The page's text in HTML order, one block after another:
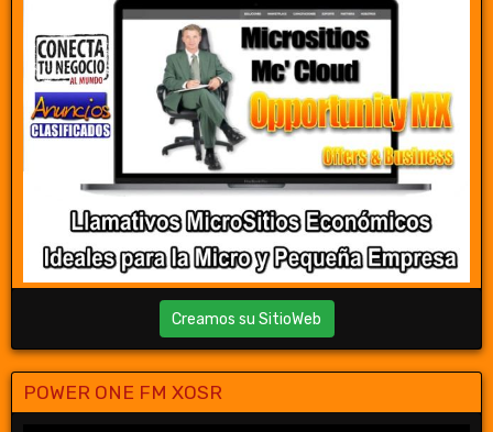
Creamos su SitioWeb
POWER ONE FM XOSR